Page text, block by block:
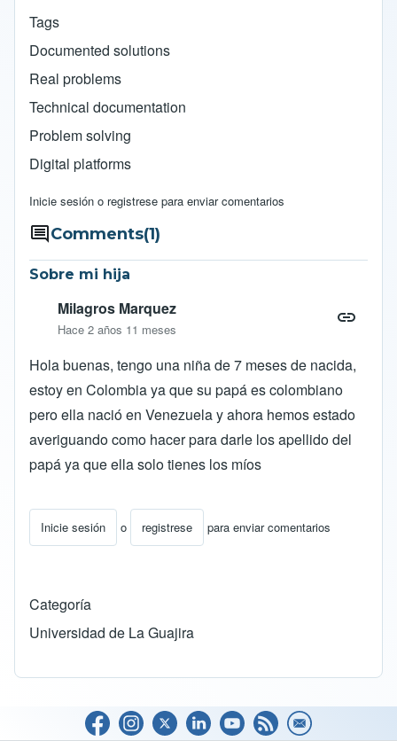
Tags
Documented solutions
Real problems
Technical documentation
Problem solving
Digital platforms
Inicie sesión o registrese para enviar comentarios
Comments(1)
Sobre mi hija
Milagros Marquez
Hace 2 años 11 meses
Hola buenas, tengo una niña de 7 meses de nacida,
estoy en Colombia ya que su papá es colombiano
pero ella nació en Venezuela y ahora hemos estado
averiguando como hacer para darle los apellido del
papá ya que ella solo tienes los míos
Inicie sesión o registrese para enviar comentarios
Categoría
Universidad de La Guajira